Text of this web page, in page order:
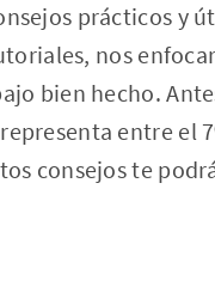
prácticos y
nos
bien hecho.
entre el
consejos te